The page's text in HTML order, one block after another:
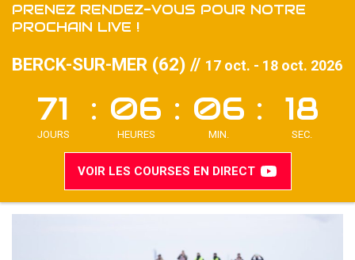
PHOTOS / WEB TV
PARTENAIRES
les engagements
PRENEZ RENDEZ-VOUS POUR NOTRE
PROCHAIN LIVE !
BERCK-SUR-MER (62) // 17 oct. - 18 oct. 2026
71 06 06 16
VOIR LES COURSES EN DIRECT